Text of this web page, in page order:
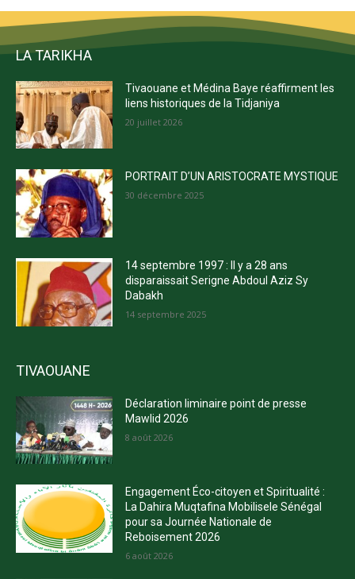
LA TARIKHA
Tivaouane et Médina Baye réaffirment les
liens historiques de la Tidjaniya
20 juillet 2026
PORTRAIT D’UN ARISTOCRATE MYSTIQUE
30 décembre 2025
14 septembre 1997 : Il y a 28 ans
disparaissait Serigne Abdoul Aziz Sy
Dabakh
14 septembre 2025
TIVAOUANE
Déclaration liminaire point de presse
Mawlid 2026
8 août 2026
Engagement Éco-citoyen et Spiritualité :
La Dahira Muqtafina Mobilisele Sénégal
pour sa Journée Nationale de
Reboisement 2026
6 août 2026